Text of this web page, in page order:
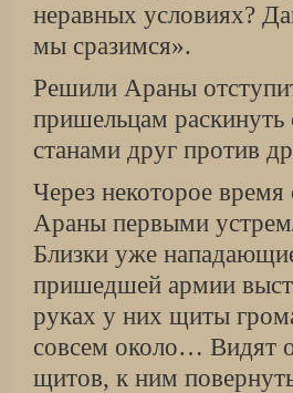
неравных условиях?
мы сразимся».
Решили Араны
пришельцам раскинуть
станами друг против
Через некоторое
Араны первыми
Близки уже
пришедшей армии
руках у них щиты
совсем около… Видят
щитов, к ним